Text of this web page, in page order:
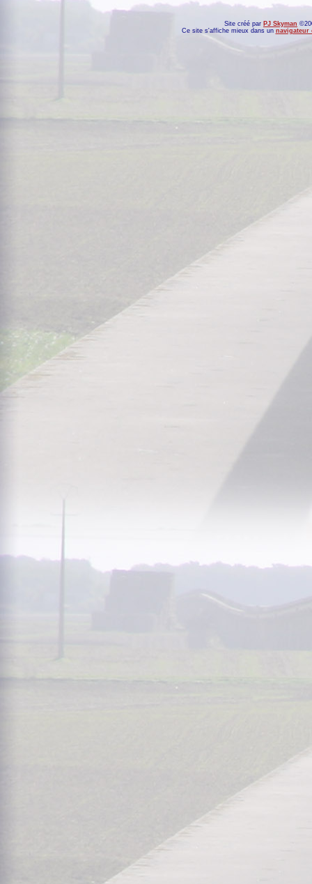
Site créé par PJ Skyman
Ce site s'affiche mieux dans un navigateur